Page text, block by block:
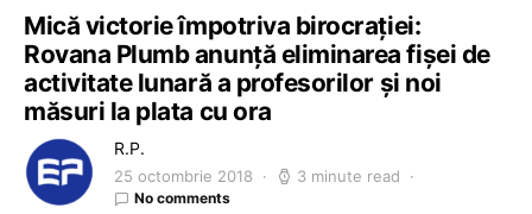
Mică victorie împotriva birocrației:
Rovana Plumb anunță eliminarea fișei de
activitate lunară a profesorilor și noi
măsuri la plata cu ora
R.P.
25 octombrie 2018 3 minute read
No comments